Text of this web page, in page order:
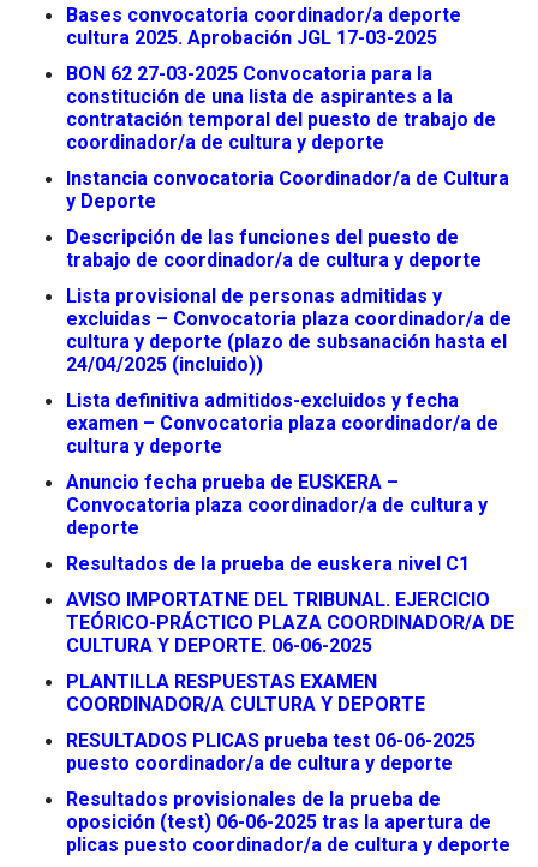
Bases convocatoria coordinador/a deporte
cultura 2025. Aprobación JGL 17-03-2025
BON 62 27-03-2025 Convocatoria para la
constitución de una lista de aspirantes a la
contratación temporal del puesto de trabajo de
coordinador/a de cultura y deporte
Instancia convocatoria Coordinador/a de Cultura
y Deporte
Descripción de las funciones del puesto de
trabajo de coordinador/a de cultura y deporte
Lista provisional de personas admitidas y
excluidas – Convocatoria plaza coordinador/a de
cultura y deporte (plazo de subsanación hasta el
24/04/2025 (incluido))
Lista definitiva admitidos-excluidos y fecha
examen – Convocatoria plaza coordinador/a de
cultura y deporte
Anuncio fecha prueba de EUSKERA –
Convocatoria plaza coordinador/a de cultura y
deporte
Resultados de la prueba de euskera nivel C1
AVISO IMPORTATNE DEL TRIBUNAL. EJERCICIO
TEÓRICO-PRÁCTICO PLAZA COORDINADOR/A DE
CULTURA Y DEPORTE. 06-06-2025
PLANTILLA RESPUESTAS EXAMEN
COORDINADOR/A CULTURA Y DEPORTE
RESULTADOS PLICAS prueba test 06-06-2025
puesto coordinador/a de cultura y deporte
Resultados provisionales de la prueba de
oposición (test) 06-06-2025 tras la apertura de
plicas puesto coordinador/a de cultura y deporte